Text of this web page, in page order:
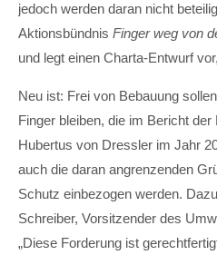
About us
Lorem ipsum dolor sit
adipiscing elit.
Aenean commodo ligula eget
Cum sociis natoque
montes, nascetur ridiculus
jedoch werden daran nicht
Aktionsbündnis Finger weg von
und legt einen Charta-Entwurf
Neu ist: Frei von Bebauung
Finger bleiben, die im Bericht
Hubertus von Dressler im Jahr
auch die daran angrenzenden
Schutz einbezogen werden.
Schreiber, Vorsitzender des
„Diese Forderung ist